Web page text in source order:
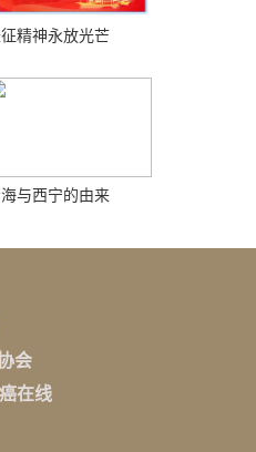
精神永放光芒
与西宁的由来
会
在线